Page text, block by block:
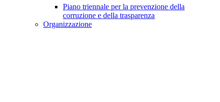
Piano triennale per la prevenzione della
corruzione e della trasparenza
Organizzazione